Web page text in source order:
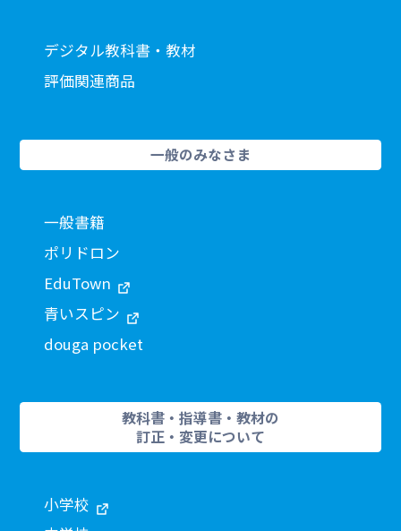
デジタル教科書・教材
評価関連商品
一般のみなさま
一般書籍
ポリドロン
EduTown
青いスピン
douga pocket
教科書・指導書・教材の
訂正・変更について
小学校